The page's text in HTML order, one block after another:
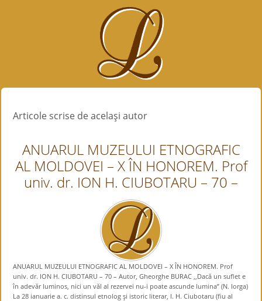
Articole scrise de acelaşi autor
ANUARUL MUZEULUI ETNOGRAFIC
AL MOLDOVEI – X ÎN HONOREM. Prof
univ. dr. ION H. CIUBOTARU – 70 –
ANUARUL MUZEULUI ETNOGRAFIC AL MOLDOVEI – X ÎN HONOREM. Prof
univ. dr. ION H. CIUBOTARU – 70 – Autor, Gheorghe BURAC ,,Dacă un suflet e
în adevăr luminos, nici un văl al rezervei nu-i poate ascunde lumina” (N. Iorga)
La 28 ianuarie a. c. distinsul etnolog şi istoric literar, I. H. Ciubotaru (fiu al